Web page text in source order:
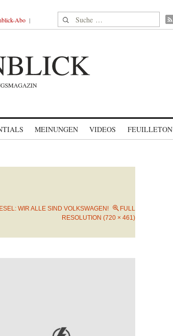
Abo Suche nach:
MEINUNGEN VIDEOS FEUILLETON
WIR ALLE SIND VOLKSWAGEN!
FULL
RESOLUTION (720 × 461)